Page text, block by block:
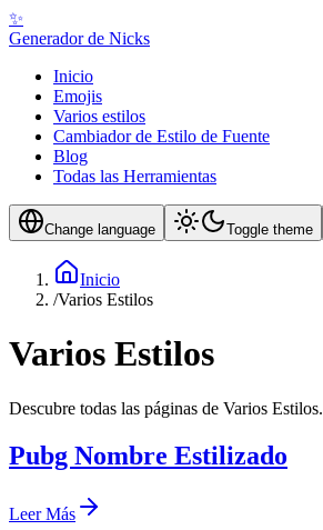
✨
Generador de Nicks
Inicio
Emojis
Varios estilos
Cambiador de Estilo de Fuente
Blog
Todas las Herramientas
Change language Toggle theme
Inicio
/Varios Estilos
Varios Estilos
Descubre todas las páginas de Varios Estilos.
Pubg Nombre Estilizado
Leer Más